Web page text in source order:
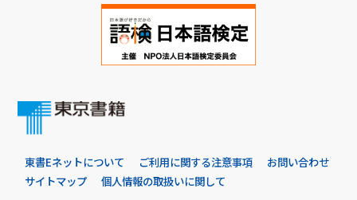
東書Eネットについて ご利用に関する注意事項
お問い合わせ
サイトマップ
個人情報の取扱いに関して